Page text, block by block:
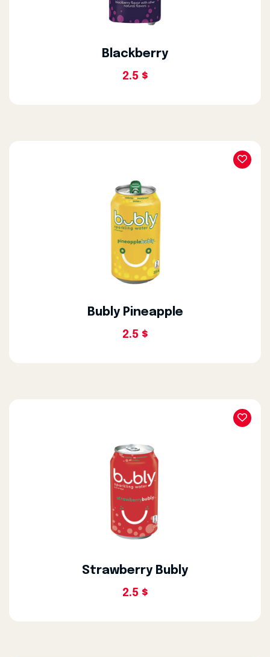
Blackberry
2.5 $
Bubly Pineapple
2.5 $
Strawberry Bubly
2.5 $